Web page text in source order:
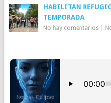
HABILITAN
TEMPORADA
No hay comentarios|